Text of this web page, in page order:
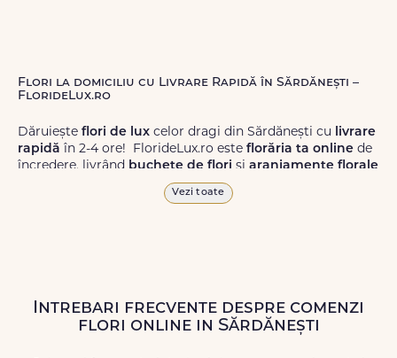
Flori la domiciliu cu Livrare Rapidă în Sărdănești –
FlorideLux.ro
Dăruiește flori de lux celor dragi din Sărdănești cu livrare
rapidă în 2-4 ore! FlorideLux.ro este florăria ta online de
încredere, livrând buchete de flori și aranjamente florale
de calitate superioară în Sărdănești și în toată România.
Livrăm buchete de florichiar și în weekend, pentru ca tu
să poți adresa un gest frumos atunci când ai nevoie.
Vezi toate
Intrebari frecvente despre comenzi
flori online in Sărdănești